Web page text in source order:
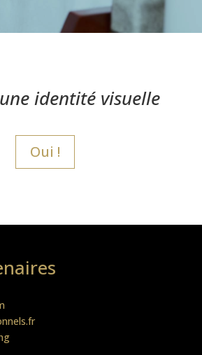
identité visuelle
Oui !